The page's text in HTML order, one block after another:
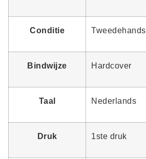
Conditie Tweedehands
Bindwijze Hardcover
Taal Nederlands
Druk 1ste druk